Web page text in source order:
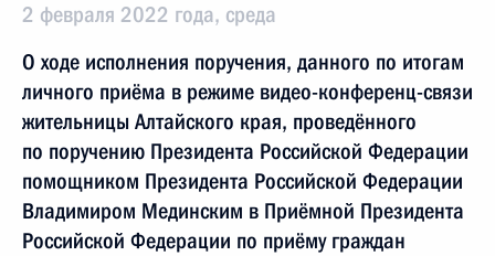
2 февраля 2022 года, среда
О ходе исполнения поручения, данного по итогам
личного приёма в режиме видео-конференц-связи
жительницы Алтайского края, проведённого
по поручению Президента Российской Федерации
помощником Президента Российской Федерации
Владимиром Мединским в Приёмной Президента
Российской Федерации по приёму граждан